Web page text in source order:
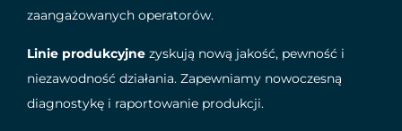
zaangażowanych operatorów.
Linie produkcyjne zyskują nową jakość, pewność i
niezawodność działania. Zapewniamy nowoczesną
diagnostykę i raportowanie produkcji.